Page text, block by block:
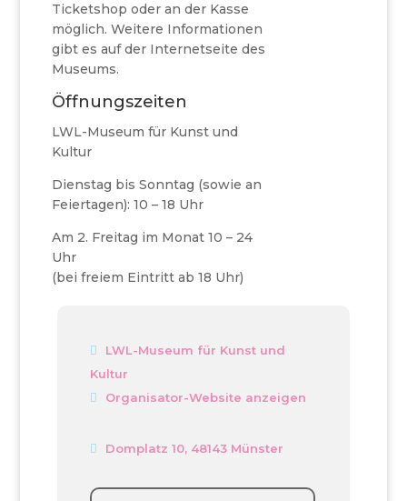
Ticketshop oder an der Kasse
möglich. Weitere Informationen
gibt es auf der Internetseite des
Museums.
Öffnungszeiten
LWL-Museum für Kunst und
Kultur
Dienstag bis Sonntag (sowie an
Feiertagen): 10 – 18 Uhr
Am 2. Freitag im Monat 10 – 24
Uhr
(bei freiem Eintritt ab 18 Uhr)
LWL-Museum für Kunst und
Kultur
Organisator-Website anzeigen
Domplatz 10, 48143 Münster